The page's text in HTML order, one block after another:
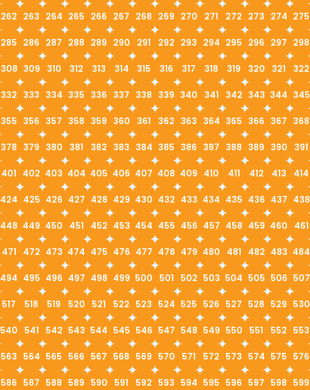
262 263 264 265 266 267 268 269 270 271 272 273 274 275
285 286 287 288 289 290 291 292 293 294 295 296 297 298
308 309 310 312 313 314 315 316 317 318 319 320 321 322
332 333 334 335 336 337 338 339 340 341 342 343 344 345
355 356 357 358 359 360 361 362 363 364 365 366 367 368
378 379 380 381 382 383 384 385 386 387 388 389 390 391
401 402 403 404 405 406 407 408 409 410 411 412 413 414
424 425 426 427 428 429 430 432 433 434 435 436 437 438
448 449 450 451 452 453 454 455 456 457 458 459 460 461
471 472 473 474 475 476 477 478 479 480 481 482 483 484
494 495 496 497 498 499 500 501 502 503 504 505 506 507
517 518 519 520 521 522 523 524 525 526 527 528 529 530
540 541 542 543 544 545 546 547 548 549 550 551 552 553
563 564 565 566 567 568 569 570 571 572 573 574 575 576
586 587 588 589 590 591 592 593 594 595 596 597 598 599